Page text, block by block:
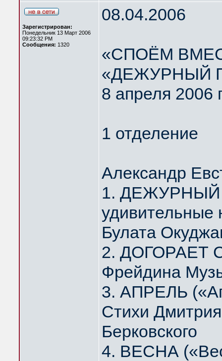
Зарегистрирован:
Понедельник 13 Март 2006
09:23:32 PM
Сообщения: 1320
08.04.2006
«СПОЁМ
«ДЕЖУРНЫЙ
8 апреля 2006
1 отделение
Александр
1. ДЕЖУРНЫЙ
Булата
2. ДОГОРАЕТ
Фрейдина
3. АПРЕЛЬ
Стихи
Берковского
4. ВЕСНА